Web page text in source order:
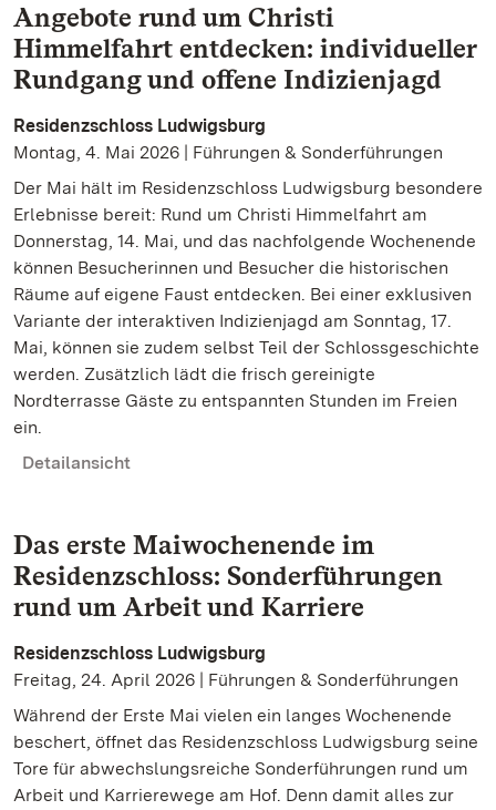
Angebote rund um Christi
Himmelfahrt entdecken: individueller
Rundgang und offene Indizienjagd
Residenzschloss Ludwigsburg
Montag, 4. Mai 2026 | Führungen & Sonderführungen
Der Mai hält im Residenzschloss Ludwigsburg besondere
Erlebnisse bereit: Rund um Christi Himmelfahrt am
Donnerstag, 14. Mai, und das nachfolgende Wochenende
können Besucherinnen und Besucher die historischen
Räume auf eigene Faust entdecken. Bei einer exklusiven
Variante der interaktiven Indizienjagd am Sonntag, 17.
Mai, können sie zudem selbst Teil der Schlossgeschichte
werden. Zusätzlich lädt die frisch gereinigte
Nordterrasse Gäste zu entspannten Stunden im Freien
ein.
Detailansicht
Das erste Maiwochenende im
Residenzschloss: Sonderführungen
rund um Arbeit und Karriere
Residenzschloss Ludwigsburg
Freitag, 24. April 2026 | Führungen & Sonderführungen
Während der Erste Mai vielen ein langes Wochenende
beschert, öffnet das Residenzschloss Ludwigsburg seine
Tore für abwechslungsreiche Sonderführungen rund um
Arbeit und Karrierewege am Hof. Denn damit alles zur